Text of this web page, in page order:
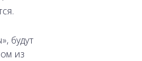
будут
из